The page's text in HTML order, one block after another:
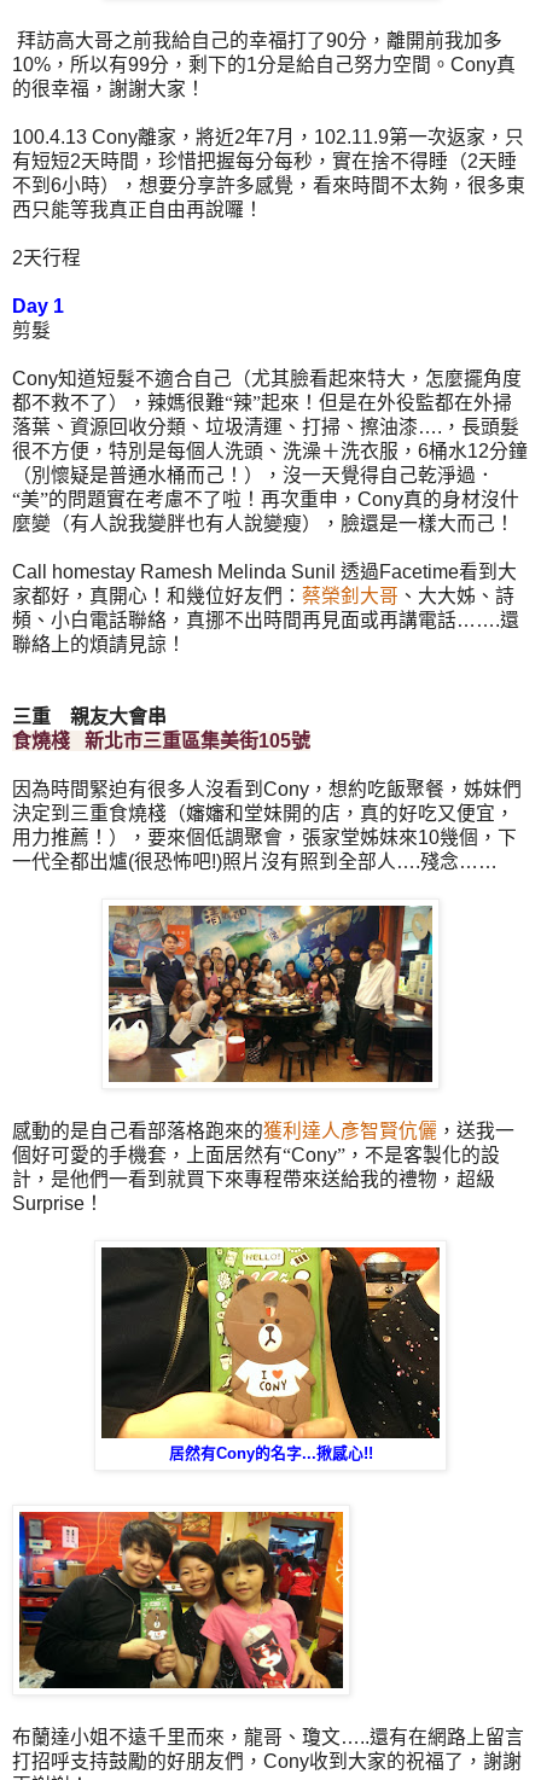
拜訪高大哥之前我給自己的幸福打了90分，離開前我加多
10% ，所以有99分，剩下的1分是給自己努力空間。 Cony真
的很幸福，謝謝大家！
100.4.13 Cony離家，將近2年7月， 102.11.9第一次返家，只
有短短2天時間，珍惜把握每分每秒，實在捨不得睡（2天睡
不到 6小時），想要分享許多感覺，看來時間不太夠，很多東
西只能等我真正自由再說囉！
2天行程
Day 1
剪髮
Cony知道短髮不適合自己（尤其臉看起來特大，怎麼擺角度
都不救不了），辣媽很難“辣”起來！但是在外役監都在外掃
落葉、資源回收分類、垃圾清運、打掃、擦油漆…. ，長頭髮
很不方便，特別是每個人洗頭、洗澡＋洗衣服， 6桶水12分鐘
（別懷疑是普通水桶而己！），沒一天覺得自己乾淨過．
“美”的問題實在考慮不了啦！再次重申， Cony真的身材沒什
麼變（有人說我變胖也有人說變瘦），臉還是一樣大而己！
Call homestay Ramesh Melinda Sunil 透過Facetime看到大
家都好，真開心！和幾位好友們： 蔡榮釗大哥 、大大姊、詩
頻、小白電話聯絡，真挪不出時間再見面或再講電話…….還
聯絡上的煩請見諒！
三重 親友大會串
食燒棧
新北市三重區集美街105號
因為時間緊迫有很多人沒看到 Cony ，想約吃飯聚餐，姊妹們
決定到三重食燒棧（嬸嬸和堂妹開的店，真的好吃又便宜，
用力推薦！），要來個低調聚會，張家堂姊妹來10幾個，下
一代全都出爐(很恐怖吧!)照片沒有照到全部人 ….殘念……
感動的是自己看部落格跑來的獲利達人彥智賢伉儷 ，送我一
個好可愛的手機套，上面居然有“Cony”，不是客製化的設
計，是他們一看到就買下來專程帶來送給我的禮物，超級
Surprise ！
居然有Cony的名字...揪感心!!
布蘭達小姐不遠千里而來，龍哥、瓊文…..還有在網路上留言
打招呼支持鼓勵的好朋友們， Cony收到大家的祝福了，謝謝